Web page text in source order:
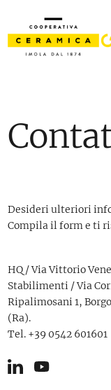
Desideri ulteriori
Compila il form e ti
HQ / Via Vittorio
Stabilimenti / Via
Ripalimosani 1,
(Ra).
Tel. +39 0542 601601